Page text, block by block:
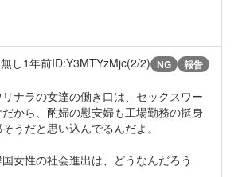
し1年前ID:Y3MTYzMjc(2/2) NG 報告
ナラの女達の働き口は、セックスワー
から、酌婦の慰安婦も工場勤務の挺身
うだと思い込んでるんだよ。
女性の社会進出は、どうなんだろう